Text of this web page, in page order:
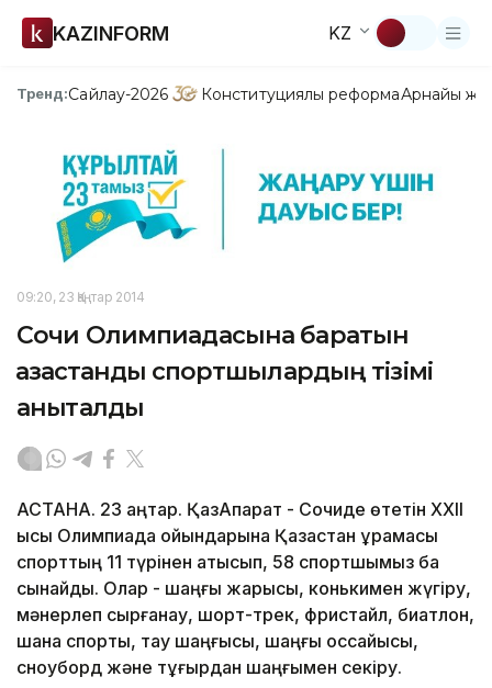
KAZINFORM KZ
Тренд:Сайлау-2026 Конституциялық реформаАрнайы
09:20, 23 Қаңтар 2014
Сочи Олимпиадасына баратын
қазақстандық спортшылардың тізімі
анықталды
АСТАНА. 23 қаңтар. ҚазАқпарат - Сочиде өтетін ХХII
қысқы Олимпиада ойындарына Қазақстан құрамасы
спорттың 11 түрінен қатысып, 58 спортшымыз бақ
сынайды. Олар - шаңғы жарысы, конькимен жүгіру,
мәнерлеп сырғанау, шорт-трек, фристайл, биатлон,
шана спорты, тау шаңғысы, шаңғы қоссайысы,
сноуборд және тұғырдан шаңғымен секіру.